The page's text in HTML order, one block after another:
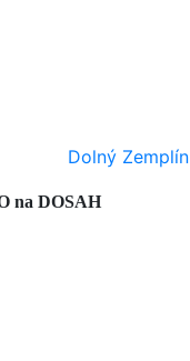
Dolný Zemplín
na DOSAH